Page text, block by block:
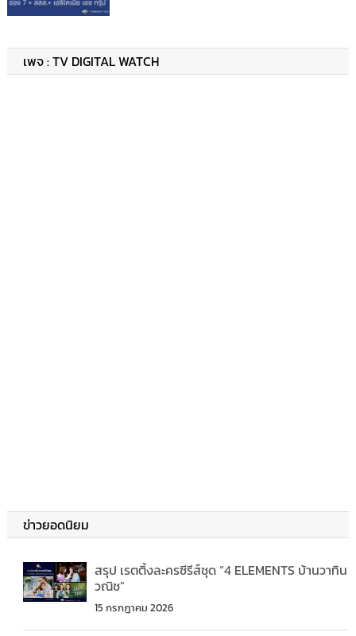
เพจ : TV DIGITAL WATCH
ข่าวยอดนิยม
สรุป เรตติ้งละครซีรีส์ชุด “4 ELEMENTS บ้านวาทิน
วณิช”
15 กรกฎาคม 2026